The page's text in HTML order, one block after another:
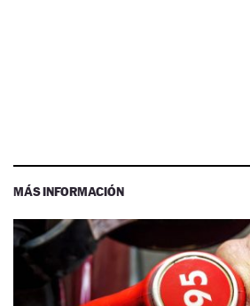
MÁS INFORMACIÓN